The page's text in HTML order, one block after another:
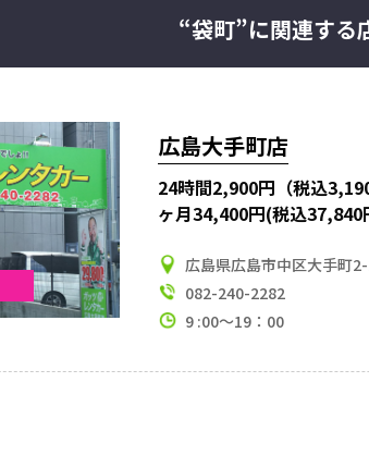
“袋町”に関連する
広島大手町店
24時間2,900円（税込
ヶ月34,400円(税込37,840
広島県広島市中区大手町
082-240-2282
9 :00～19：00